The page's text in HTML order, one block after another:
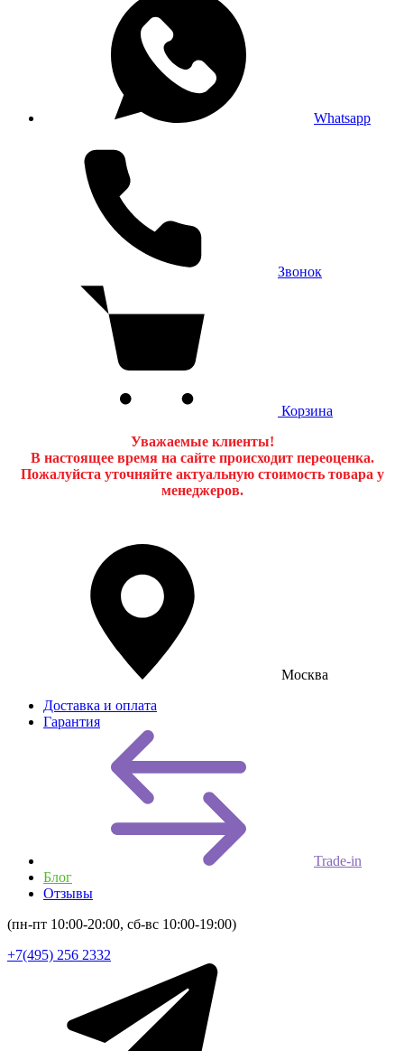
Whatsapp
Звонок
Корзина
Уважаемые клиенты!
В настоящее время на сайте происходит переоценка.
Пожалуйста уточняйте актуальную стоимость товара у
менеджеров.
Москва
Доставка и оплата
Гарантия
Trade-in
Блог
Отзывы
(пн-пт 10:00-20:00, сб-вс 10:00-19:00)
+7(495) 256 2332